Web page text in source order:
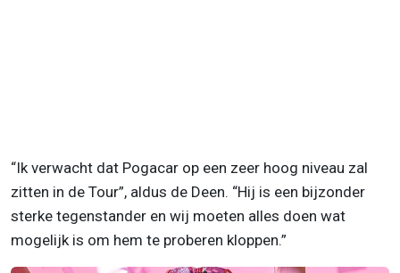
“Ik verwacht dat Pogacar op een zeer hoog niveau zal
zitten in de Tour”, aldus de Deen. “Hij is een bijzonder
sterke tegenstander en wij moeten alles doen wat
mogelijk is om hem te proberen kloppen.”